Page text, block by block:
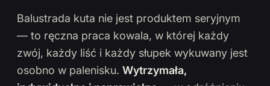
Balustrada kuta nie jest produktem seryjnym
— to ręczna praca kowala, w której każdy
zwój, każdy liść i każdy słupek wykuwany jest
osobno w palenisku. Wytrzymała,